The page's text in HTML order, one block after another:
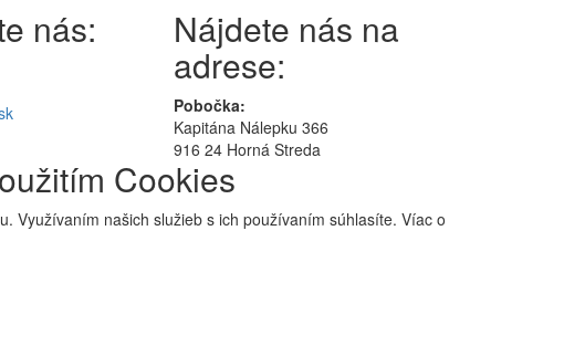
nás: Nájdete nás na
adrese:
Pobočka:
Kapitána Nálepku 366
916 24 Horná Streda
Cookies
Využívaním našich služieb s ich používaním súhlasíte. Víac o